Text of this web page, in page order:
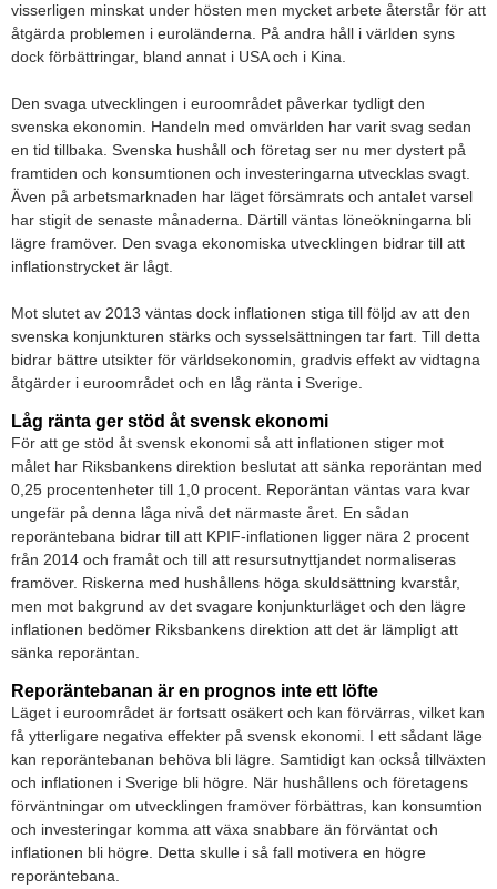
visserligen minskat under hösten men mycket arbete återstår för att
åtgärda problemen i euroländerna. På andra håll i världen syns
dock förbättringar, bland annat i USA och i Kina.
Den svaga utvecklingen i euroområdet påverkar tydligt den
svenska ekonomin. Handeln med omvärlden har varit svag sedan
en tid tillbaka. Svenska hushåll och företag ser nu mer dystert på
framtiden och konsumtionen och investeringarna utvecklas svagt.
Även på arbetsmarknaden har läget försämrats och antalet varsel
har stigit de senaste månaderna. Därtill väntas löneökningarna bli
lägre framöver. Den svaga ekonomiska utvecklingen bidrar till att
inflationstrycket är lågt.
Mot slutet av 2013 väntas dock inflationen stiga till följd av att den
svenska konjunkturen stärks och sysselsättningen tar fart. Till detta
bidrar bättre utsikter för världsekonomin, gradvis effekt av vidtagna
åtgärder i euroområdet och en låg ränta i Sverige.
Låg ränta ger stöd åt svensk ekonomi
För att ge stöd åt svensk ekonomi så att inflationen stiger mot
målet har Riksbankens direktion beslutat att sänka reporäntan med
0,25 procentenheter till 1,0 procent. Reporäntan väntas vara kvar
ungefär på denna låga nivå det närmaste året. En sådan
reporäntebana bidrar till att KPIF-inflationen ligger nära 2 procent
från 2014 och framåt och till att resursutnyttjandet normaliseras
framöver. Riskerna med hushållens höga skuldsättning kvarstår,
men mot bakgrund av det svagare konjunkturläget och den lägre
inflationen bedömer Riksbankens direktion att det är lämpligt att
sänka reporäntan.
Reporäntebanan är en prognos inte ett löfte
Läget i euroområdet är fortsatt osäkert och kan förvärras, vilket kan
få ytterligare negativa effekter på svensk ekonomi. I ett sådant läge
kan reporäntebanan behöva bli lägre. Samtidigt kan också tillväxten
och inflationen i Sverige bli högre. När hushållens och företagens
förväntningar om utvecklingen framöver förbättras, kan konsumtion
och investeringar komma att växa snabbare än förväntat och
inflationen bli högre. Detta skulle i så fall motivera en högre
reporäntebana.